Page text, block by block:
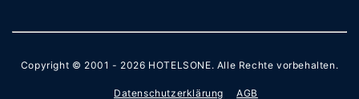
Copyright © 2001 - 2026 HOTELSONE. Alle Rechte vorbehalten.
Datenschutzerklärung AGB